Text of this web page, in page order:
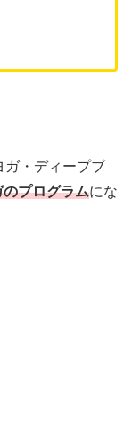
ガ・ディープブ
のプログラムにな